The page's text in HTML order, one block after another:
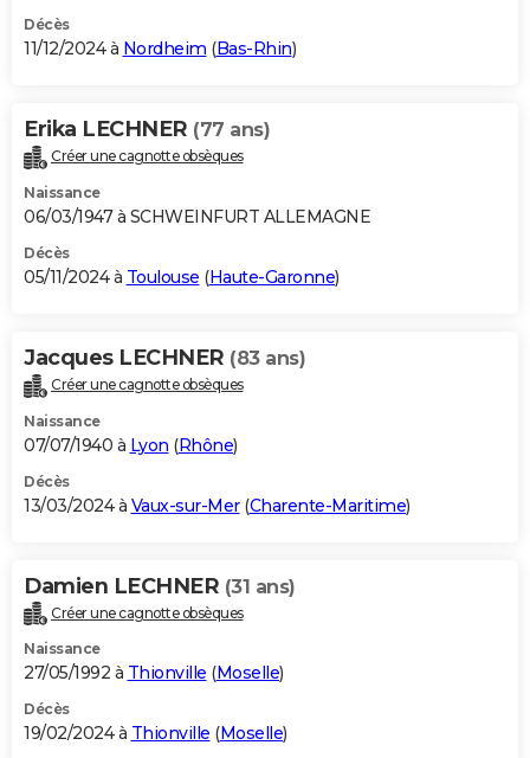
Décès
11/12/2024 à Nordheim (Bas-Rhin)
Erika LECHNER (77 ans)
Créer une cagnotte obsèques
Naissance
06/03/1947 à SCHWEINFURT ALLEMAGNE
Décès
05/11/2024 à Toulouse (Haute-Garonne)
Jacques LECHNER (83 ans)
Créer une cagnotte obsèques
Naissance
07/07/1940 à Lyon (Rhône)
Décès
13/03/2024 à Vaux-sur-Mer(Charente-Maritime)
Damien LECHNER (31 ans)
Créer une cagnotte obsèques
Naissance
27/05/1992 à Thionville (Moselle)
Décès
19/02/2024 à Thionville (Moselle)